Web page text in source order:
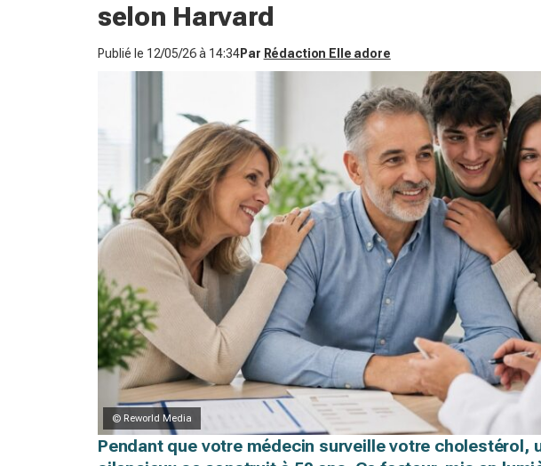
selon Harvard
Publié le 12/05/26 à 14:34Par Rédaction Elle adore
© Reworld Media
Pendant que votre médecin surveille votre cholestérol,